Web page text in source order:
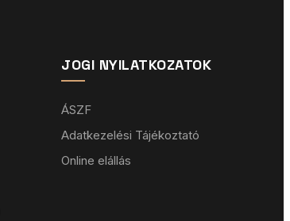
JOGI NYILATKOZATOK
ÁSZF
Adatkezelési Tájékoztató
Online elállás